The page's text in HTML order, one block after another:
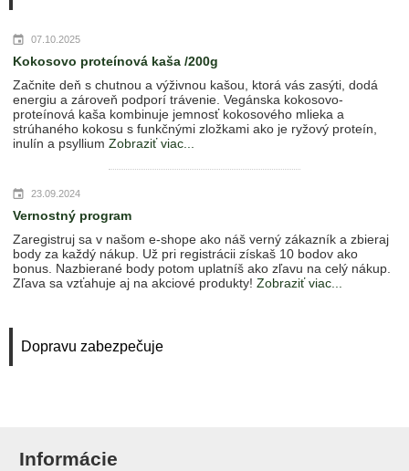
07.10.2025
Kokosovo proteínová kaša /200g
Začnite deň s chutnou a výživnou kašou, ktorá vás zasýti, dodá
energiu a zároveň podporí trávenie. Vegánska kokosovo-
proteínová kaša kombinuje jemnosť kokosového mlieka a
strúhaného kokosu s funkčnými zložkami ako je ryžový proteín,
inulín a psyllium Zobraziť viac...
23.09.2024
Vernostný program
Zaregistruj sa v našom e-shope ako náš verný zákazník a zbieraj
body za každý nákup. Už pri registrácii získaš 10 bodov ako
bonus. Nazbierané body potom uplatníš ako zľavu na celý nákup.
Zľava sa vzťahuje aj na akciové produkty! Zobraziť viac...
Dopravu zabezpečuje
Informácie